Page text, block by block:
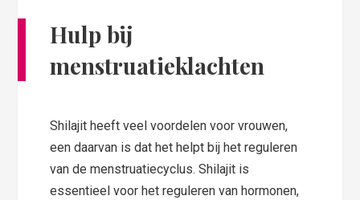
Hulp bij
menstruatieklachten
Shilajit heeft veel voordelen voor vrouwen,
een daarvan is dat het helpt bij het reguleren
van de menstruatiecyclus. Shilajit is
essentieel voor het reguleren van hormonen,